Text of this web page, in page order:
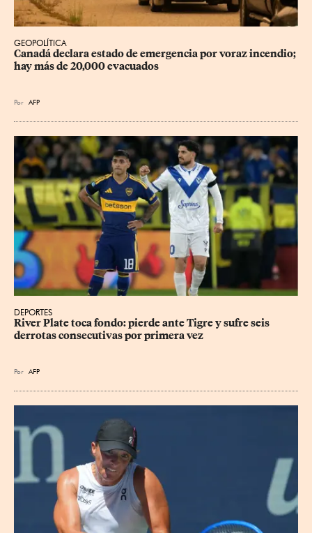
GEOPOLÍTICA
Canadá declara estado de emergencia por voraz incendio;
hay más de 20,000 evacuados
Por AFP
DEPORTES
River Plate toca fondo: pierde ante Tigre y sufre seis
derrotas consecutivas por primera vez
Por AFP